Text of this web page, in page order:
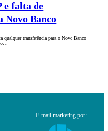
e falta de
Novo Banco
qualquer transferência para o Novo Banco
E-mail marketing por: